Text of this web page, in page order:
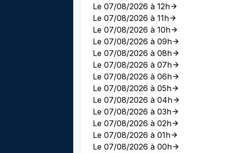
Le 07/08/2026 à 12h
Le 07/08/2026 à 11h
Le 07/08/2026 à 10h
Le 07/08/2026 à 09h
Le 07/08/2026 à 08h
Le 07/08/2026 à 07h
Le 07/08/2026 à 06h
Le 07/08/2026 à 05h
Le 07/08/2026 à 04h
Le 07/08/2026 à 03h
Le 07/08/2026 à 02h
Le 07/08/2026 à 01h
Le 07/08/2026 à 00h